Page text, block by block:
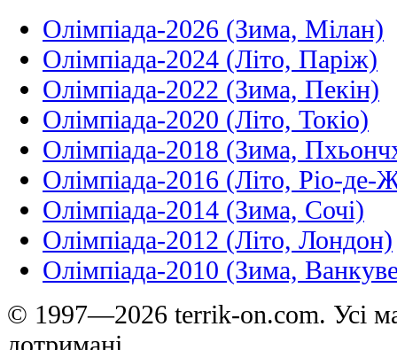
Олімпіада-2026 (Зима, Мілан)
Олімпіада-2024 (Літо, Паріж)
Олімпіада-2022 (Зима, Пекін)
Олімпіада-2020 (Літо, Токіо)
Олімпіада-2018 (Зима,
Олімпіада-2016 (Літо, Ріо-де-
Олімпіада-2014 (Зима, Сочі)
Олімпіада-2012 (Літо, Лондон)
Олімпіада-2010 (Зима,
© 1997—2026 terrik-on.com. Усі